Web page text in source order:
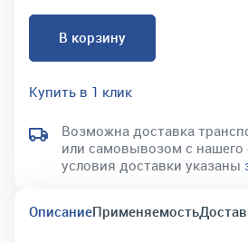
В корзину
Купить в 1 клик
Возможна доставка
или самовывозом с
условия доставки указаны
ОписаниеПрименяемость